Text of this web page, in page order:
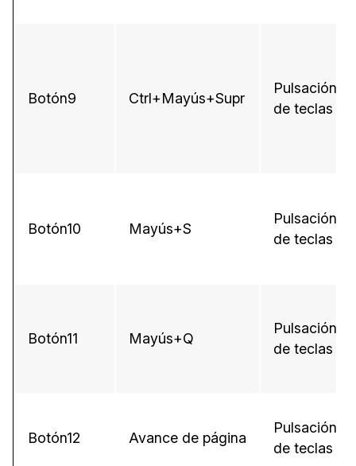
Botón9 Ctrl+Mayús+Supr
Pulsación
de teclas
Botón10 Mayús+S
Pulsación
de teclas
Botón11 Mayús+Q
Pulsación
de teclas
Botón12 Avance de página
Pulsación
de teclas